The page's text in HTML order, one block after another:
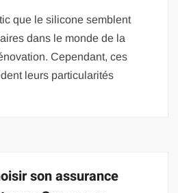
que le silicone semblent
dans le monde de la
Cependant, ces
leurs particularités
son assurance